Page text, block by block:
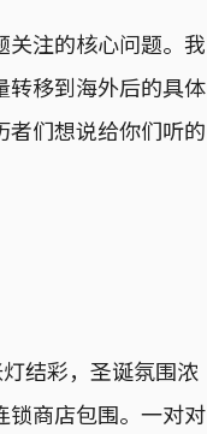
注的核心问题。我
转移到海外后的具体
者们想说给你们听的
结彩，圣诞氛围浓
锁商店包围。一对对